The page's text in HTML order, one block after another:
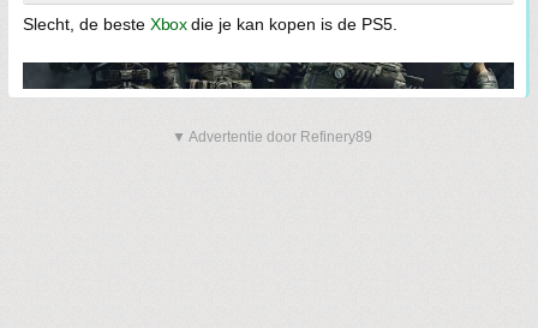
Slecht, de beste Xboxdie je kan kopen is de PS5.
▼ Advertentie door Refinery89